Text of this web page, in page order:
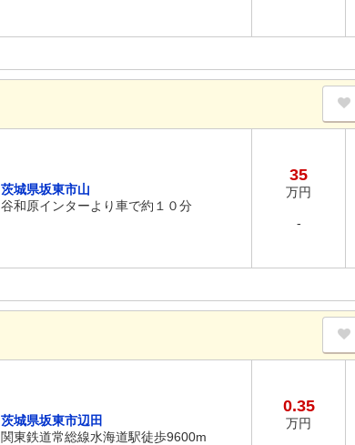
茨城県坂東市山
谷和原インターより車で約１０分
35
万円
-
茨城県坂東市辺田
関東鉄道常総線水海道駅徒歩9600m
0.35
万円